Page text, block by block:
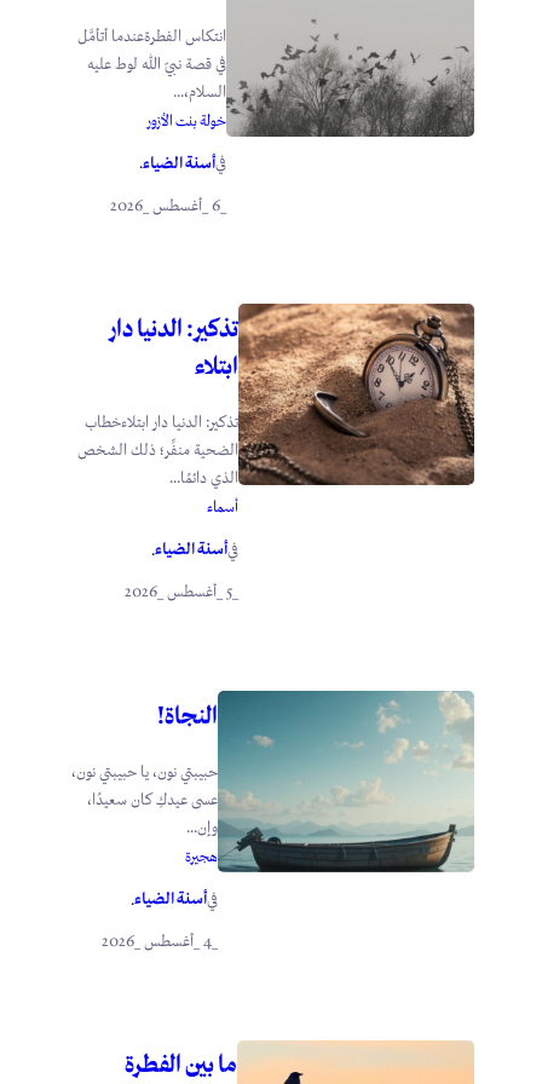
انتكاس الفطرةعندما أتأمَّل
في قصة نبيّ الله لوط عليه
السلام،...
خولة بنت الأزور
فيأسنة الضياء.
تذكير: الدنيا دار
ابتلاء
تذكير: الدنيا دار ابتلاءخطاب
الضحية منفِّر؛ ذلك الشخص
الذي دائمًا...
أسماء
فيأسنة الضياء.
_5 _أغسطس _2026
النجاة!
حبيبتي نون، يا حبيبتي نون،
عسى عيدكِ كان سعيدًا،
وإن...
هجيرة
فيأسنة الضياء.
_4 _أغسطس _2026
ما بين الفطرة